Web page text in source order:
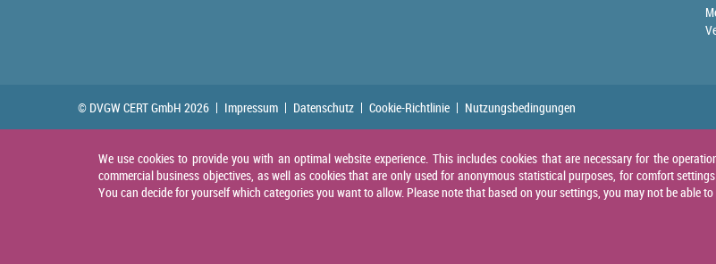
© DVGW CERT GmbH 2026 Impressum Datenschutz Cookie-Richtlinie Nutzungsbedingungen
We use cookies to provide you with an optimal website experience. This includes cookies that are necessary for the
commercial business objectives, as well as cookies that are only used for anonymous statistical purposes, for comfort
You can decide for yourself which categories you want to allow. Please note that based on your settings, you may not be able